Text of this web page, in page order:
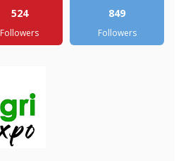
524
Followers
849
Followers